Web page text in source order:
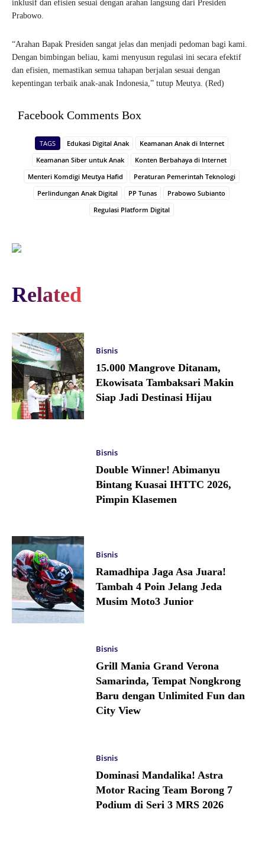
Related
Bisnis
15.000 Mangrove Ditanam,
Ekowisata Tambaksari Makin
Siap Jadi Destinasi Hijau
Bisnis
Double Winner! Abimanyu
Bintang Kuasai IHTTC 2026,
Pimpin Klasemen
Bisnis
Ramadhipa Jaga Asa Juara!
Tambah 4 Poin Jelang Jeda
Musim Moto3 Junior
Bisnis
Grill Mania Grand Verona
Samarinda, Tempat Nongkrong
Baru dengan Unlimited Fun dan
City View
Bisnis
Dominasi Mandalika! Astra
Motor Racing Team Borong 7
Podium di Seri 3 MRS 2026
inklusif dan efisien sesuai dengan arahan langsung dari Presiden
Prabowo.
“Arahan Bapak Presiden sangat jelas dan menjadi pedoman bagi kami.
Dengan bimbingan beliau, kami menyusun regulasi ini secara efektif
dan efisien, memastikan semua tahapan berjalan sesuai dengan
kepentingan terbaik anak-anak Indonesia,” tutup Meutya. (Red)
Facebook Comments Box
TAGS Edukasi Digital Anak
Keamanan Anak di Internet
Keamanan Siber untuk Anak
Konten Berbahaya di Internet
Menteri Komdigi Meutya Hafid
Peraturan Pemerintah Teknologi
Perlindungan Anak Digital
PP Tunas
Prabowo Subianto
Regulasi Platform Digital